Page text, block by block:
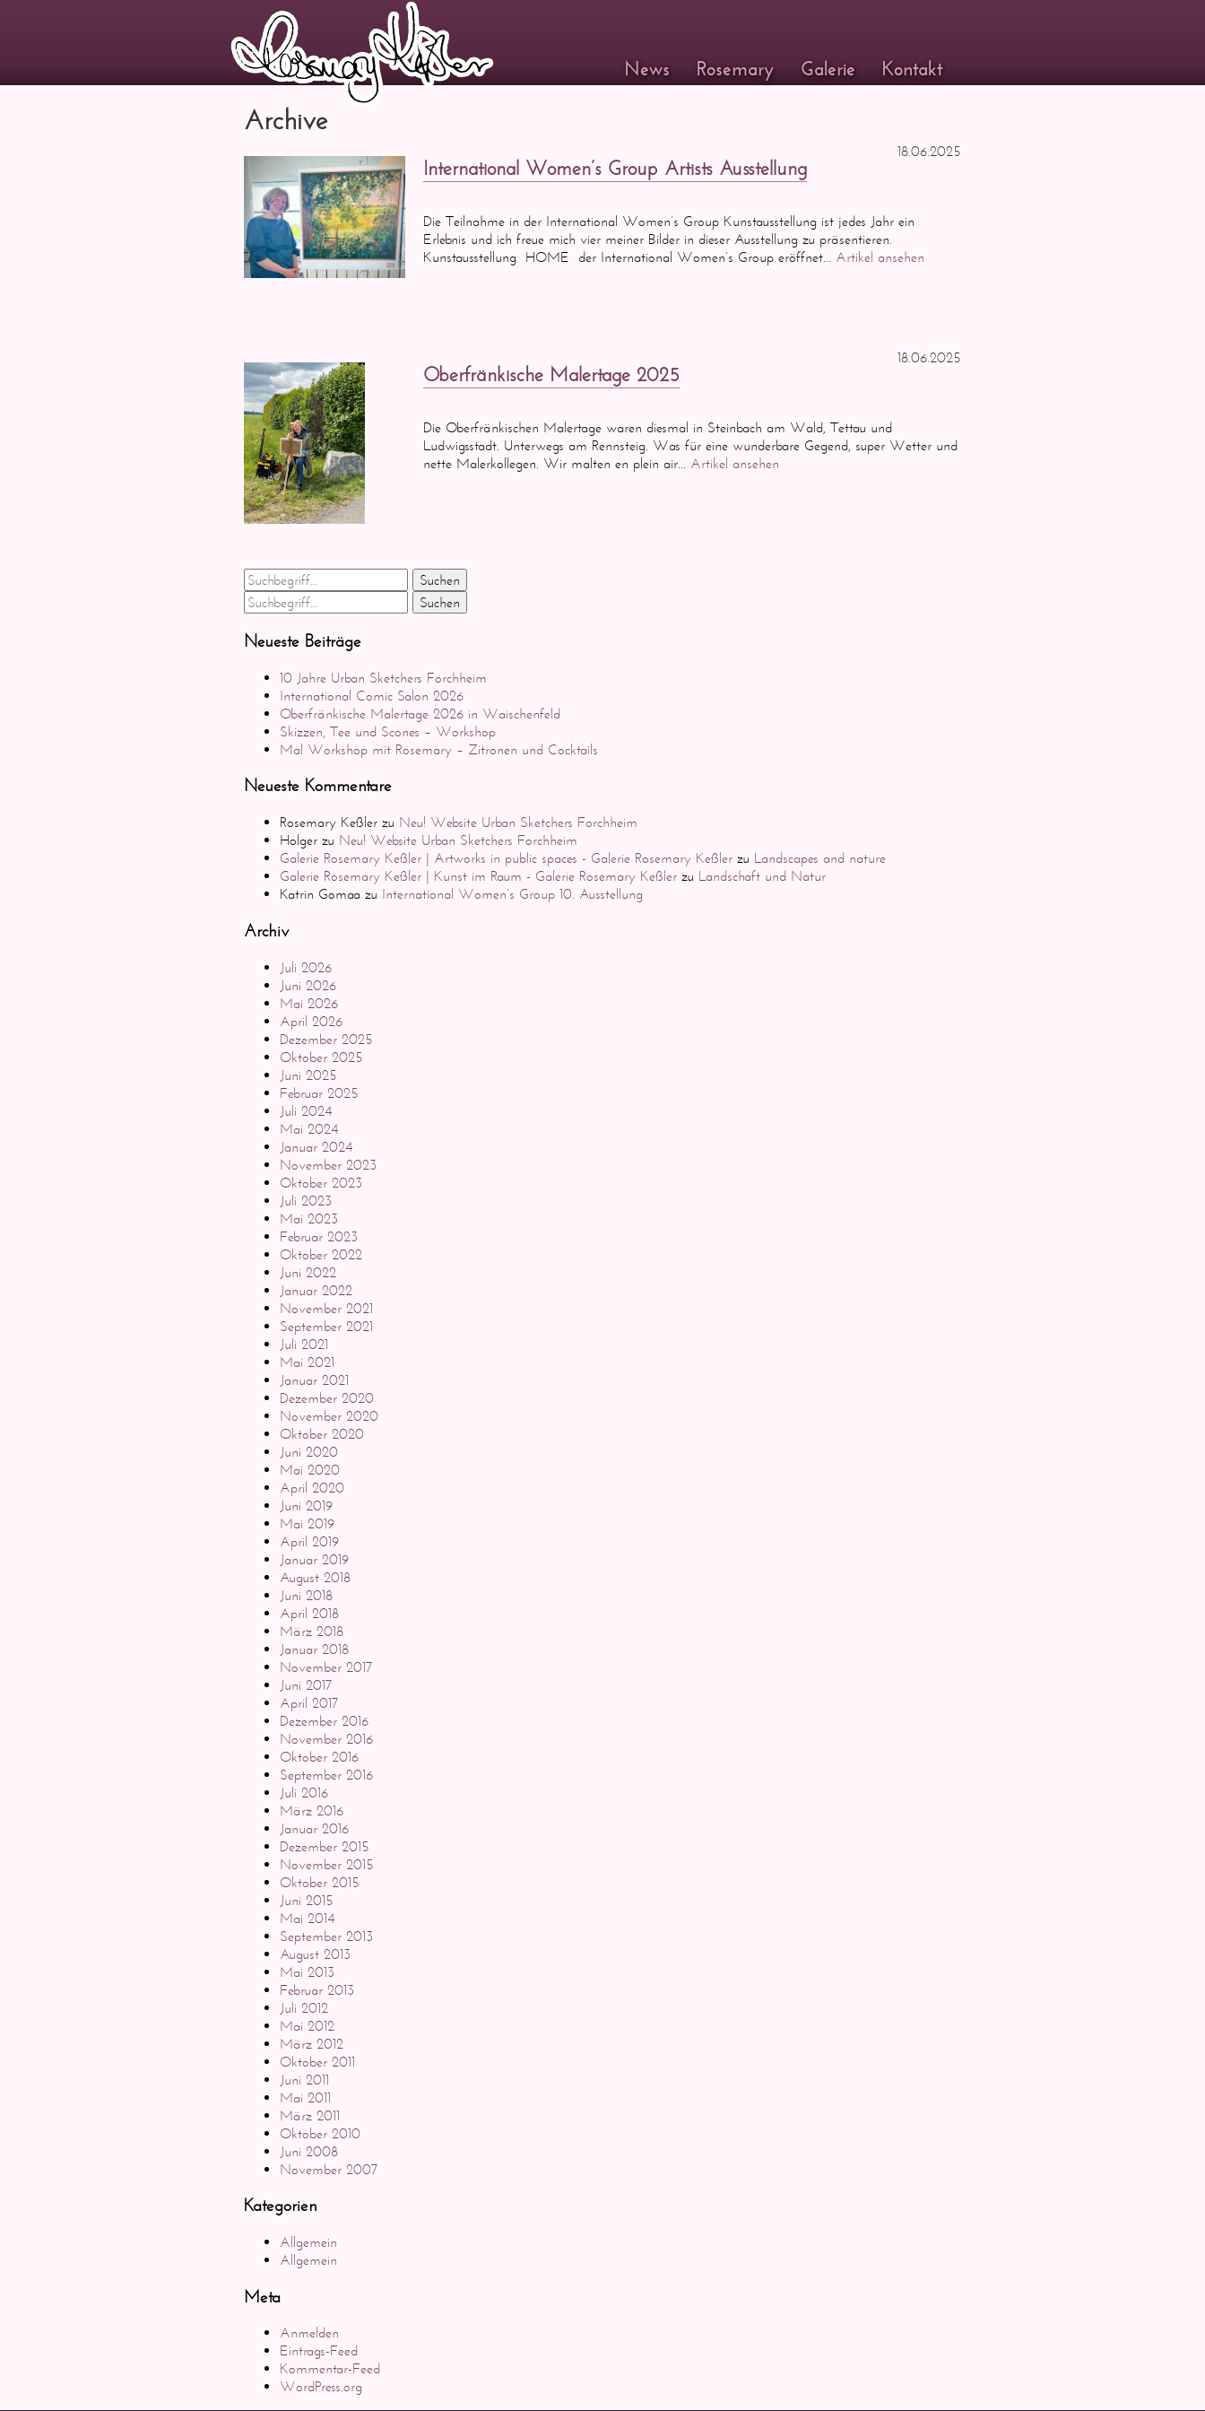
Kontakt
Galerie
Rosemary
News
Archive
International Women’s Group Artists Ausstellung
18.06.2025
Die Teilnahme in der International Women’s Group Kunstausstellung ist jedes Jahr ein
Erlebnis und ich freue mich vier meiner Bilder in dieser Ausstellung zu präsentieren.
Kunstausstellung HOME der International Women’s Group eröffnet... Artikel ansehen
Oberfränkische Malertage 2025
18.06.2025
Die Oberfränkischen Malertage waren diesmal in Steinbach am Wald, Tettau und
Ludwigsstadt. Unterwegs am Rennsteig. Was für eine wunderbare Gegend, super Wetter und
nette Malerkollegen. Wir malten en plein air... Artikel ansehen
Suchen
Suchen
Neueste Beiträge
10 Jahre Urban Sketchers Forchheim
International Comic Salon 2026
Oberfränkische Malertage 2026 in Waischenfeld
Skizzen, Tee und Scones – Workshop
Mal Workshop mit Rosemary – Zitronen und Cocktails
Neueste Kommentare
Rosemary Keßler zu Neu! Website Urban Sketchers Forchheim
Holger zu Neu! Website Urban Sketchers Forchheim
Galerie Rosemary Keßler | Artworks in public spaces - Galerie Rosemary Keßler zu Landscapes and nature
Galerie Rosemary Keßler | Kunst im Raum - Galerie Rosemary Keßler zu Landschaft und Natur
Katrin Gomaa zu International Women’s Group 10. Ausstellung
Archiv
Juli 2026
Juni 2026
Mai 2026
April 2026
Dezember 2025
Oktober 2025
Juni 2025
Februar 2025
Juli 2024
Mai 2024
Januar 2024
November 2023
Oktober 2023
Juli 2023
Mai 2023
Februar 2023
Oktober 2022
Juni 2022
Januar 2022
November 2021
September 2021
Juli 2021
Mai 2021
Januar 2021
Dezember 2020
November 2020
Oktober 2020
Juni 2020
Mai 2020
April 2020
Juni 2019
Mai 2019
April 2019
Januar 2019
August 2018
Juni 2018
April 2018
März 2018
Januar 2018
November 2017
Juni 2017
April 2017
Dezember 2016
November 2016
Oktober 2016
September 2016
Juli 2016
März 2016
Januar 2016
Dezember 2015
November 2015
Oktober 2015
Juni 2015
Mai 2014
September 2013
August 2013
Mai 2013
Februar 2013
Juli 2012
Mai 2012
März 2012
Oktober 2011
Juni 2011
Mai 2011
März 2011
Oktober 2010
Juni 2008
November 2007
Kategorien
Allgemein
Allgemein
Meta
Anmelden
Eintrags-Feed
Kommentar-Feed
WordPress.org